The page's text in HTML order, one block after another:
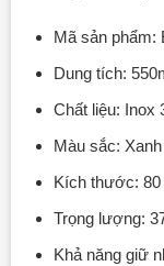
Mã sản phẩm:
Dung tích:
Chất liệu: Inox
Màu sắc:
Kích thước:
Trọng lượng:
Khả năng giữ